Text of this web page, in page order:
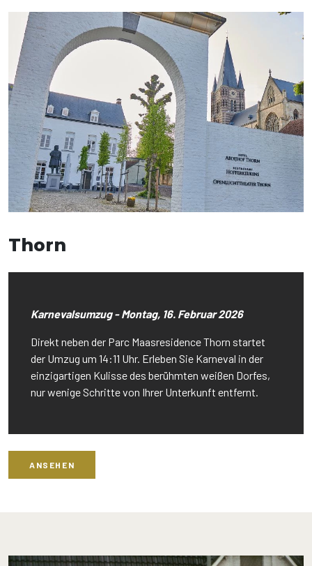
Thorn
Karnevalsumzug - Montag, 16. Februar 2026
Direkt neben der Parc Maasresidence Thorn startet
der Umzug um 14:11 Uhr. Erleben Sie Karneval in der
einzigartigen Kulisse des berühmten weißen Dorfes,
nur wenige Schritte von Ihrer Unterkunft entfernt.
ANSEHEN